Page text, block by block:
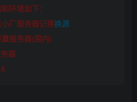
环境如下：
厂服务器记得换源
服务器(国内)
器